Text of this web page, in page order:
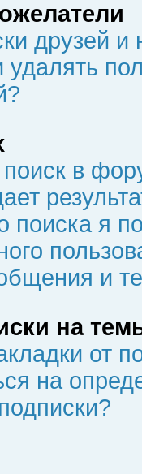
друзей
в
поиска я
и
на
от
на